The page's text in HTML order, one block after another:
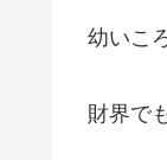
幼いこ
財界で